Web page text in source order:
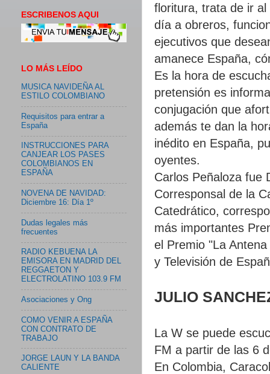
floritura, trata de ir
día a obreros,
ejecutivos que
amanece España,
Es la hora de
pretensión es
conjugación que
además te dan la
inédito en España,
oyentes.
Carlos Peñaloza fue
Corresponsal de la
Catedrático,
más importantes
el Premio "La
y Televisión de
JULIO
La W se puede
FM a partir de las 6
En Colombia,
ESCRIBENOS AQUI
LO MÁS LEÍDO
MUSICA NAVIDEÑA AL
ESTILO COLOMBIANO
Requisitos para entrar a
España
INSTRUCCIONES PARA
CANJEAR LOS PASES
COLOMBIANOS EN
ESPAÑA
NOVENA DE NAVIDAD:
Diciembre 16: Día 1º
Dudas legales más
frecuentes
RADIO KEBUENA LA
EMISORA EN MADRID DEL
REGGAETON Y
ELECTROLATINO 103.9 FM
Asociaciones y Ong
COMO VENIR A ESPAÑA
CON CONTRATO DE
TRABAJO
JORGE LAUN Y LA BANDA
CALIENTE